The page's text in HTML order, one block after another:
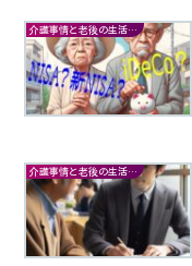
介護事情と老後の生活の知恵
介護事情と老後の生活の知恵